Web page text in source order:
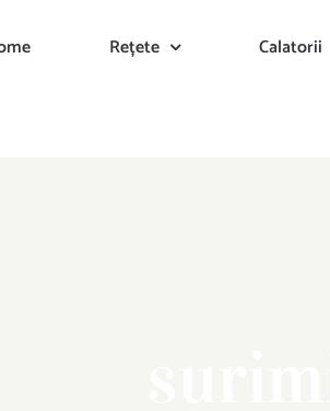
Rețete Calatorii